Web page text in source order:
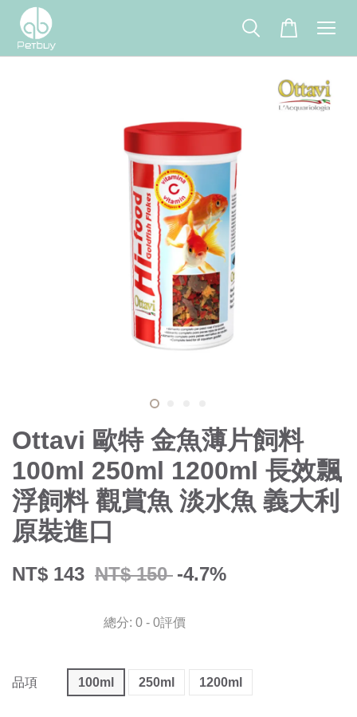
Ottavi 歐特 金魚薄片飼料
100ml 250ml 1200ml 長效飄
浮飼料 觀賞魚 淡水魚 義大利
原裝進口
NT$ 143 NT$ 150 -4.7%
總分: 0 - 0評價
品項 100ml 250ml 1200ml